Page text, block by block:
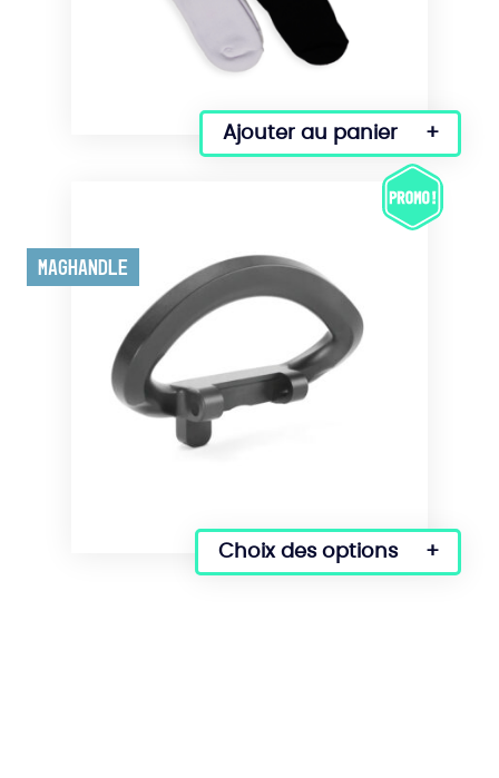
page
du
produit
Ajouter au panier
Maghandle
Choix des options
Ce